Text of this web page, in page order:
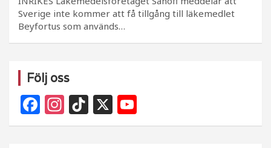
Sverige inte kommer att få tillgång till läkemedlet
Beyfortus som används…
Följ oss
F
a
In
st
Ti
k
X
o